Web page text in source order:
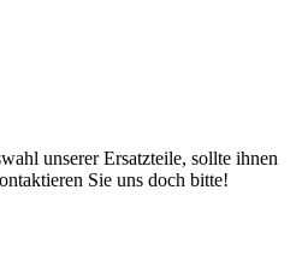
unserer Ersatzteile, sollte ihnen
Sie uns doch bitte!